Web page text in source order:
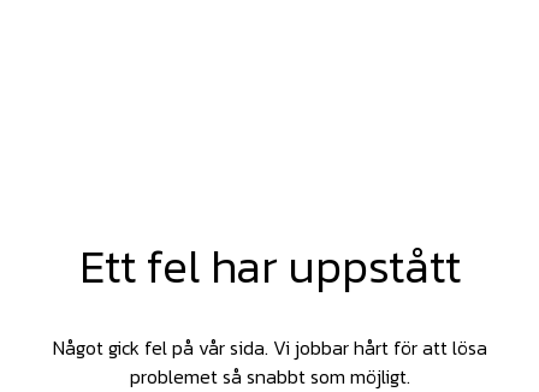
Ett fel har uppstått
Något gick fel på vår sida. Vi jobbar hårt för att lösa
problemet så snabbt som möjligt.